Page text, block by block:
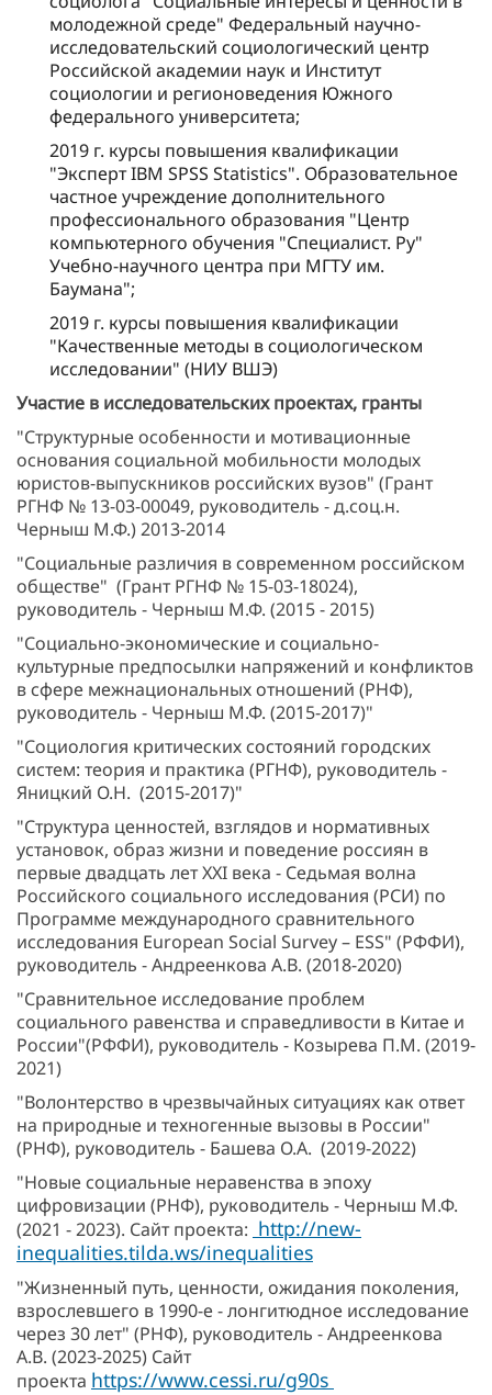
молодежной среде" Федеральный научно-
исследовательский социологический центр
Российской академии наук и Институт
социологии и регионоведения Южного
федерального университета;
2019 г. курсы повышения квалификации
"Эксперт IBM SPSS Statistics". Образовательное
частное учреждение дополнительного
профессионального образования "Центр
компьютерного обучения "Специалист. Ру"
Учебно-научного центра при МГТУ им.
Баумана";
2019 г. курсы повышения квалификации
"Качественные методы в социологическом
исследовании" (НИУ ВШЭ)
Участие в исследовательских проектах, гранты
"Структурные особенности и мотивационные
основания социальной мобильности молодых
юристов-выпускников российских вузов" (Грант
РГНФ № 13-03-00049, руководитель - д.соц.н.
Черныш М.Ф.) 2013-2014
"Социальные различия в современном российском
обществе" (Грант РГНФ № 15-03-18024),
руководитель - Черныш М.Ф. (2015 - 2015)
"Социально-экономические и социально-
культурные предпосылки напряжений и конфликтов
в сфере межнациональных отношений (РНФ),
руководитель - Черныш М.Ф. (2015-2017)"
"Социология критических состояний городских
систем: теория и практика (РГНФ), руководитель -
Яницкий О.Н. (2015-2017)"
"Структура ценностей, взглядов и нормативных
установок, образ жизни и поведение россиян в
первые двадцать лет XXI века - Седьмая волна
Российского социального исследования (РСИ) по
Программе международного сравнительного
исследования European Social Survey – ESS" (РФФИ),
руководитель - Андреенкова А.В. (2018-2020)
"Сравнительное исследование проблем
социального равенства и справедливости в Китае и
России"(РФФИ), руководитель - Козырева П.М. (2019-
2021)
"Волонтерство в чрезвычайных ситуациях как ответ
на природные и техногенные вызовы в России"
(РНФ), руководитель - Башева О.А. (2019-2022)
"Новые социальные неравенства в эпоху
цифровизации (РНФ), руководитель - Черныш М.Ф.
(2021 - 2023). Сайт проекта: http://new-
inequalities.tilda.ws/inequalities
"Жизненный путь, ценности, ожидания поколения,
взрослевшего в 1990-е - лонгитюдное исследование
через 30 лет" (РНФ), руководитель - Андреенкова
А.В. (2023-2025) Сайт
проекта https://www.cessi.ru/g90s